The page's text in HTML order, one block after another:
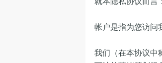
帐户是指为您访问
我们（在本协议中